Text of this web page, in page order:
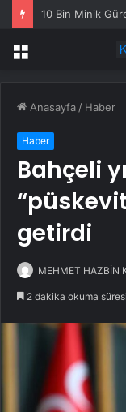
10 Bin Minik
Menü
Anasayfa / Haber
Haber
Bahçeli
getirdi
MEHMET HAZBİN
2 dakika okuma süresi